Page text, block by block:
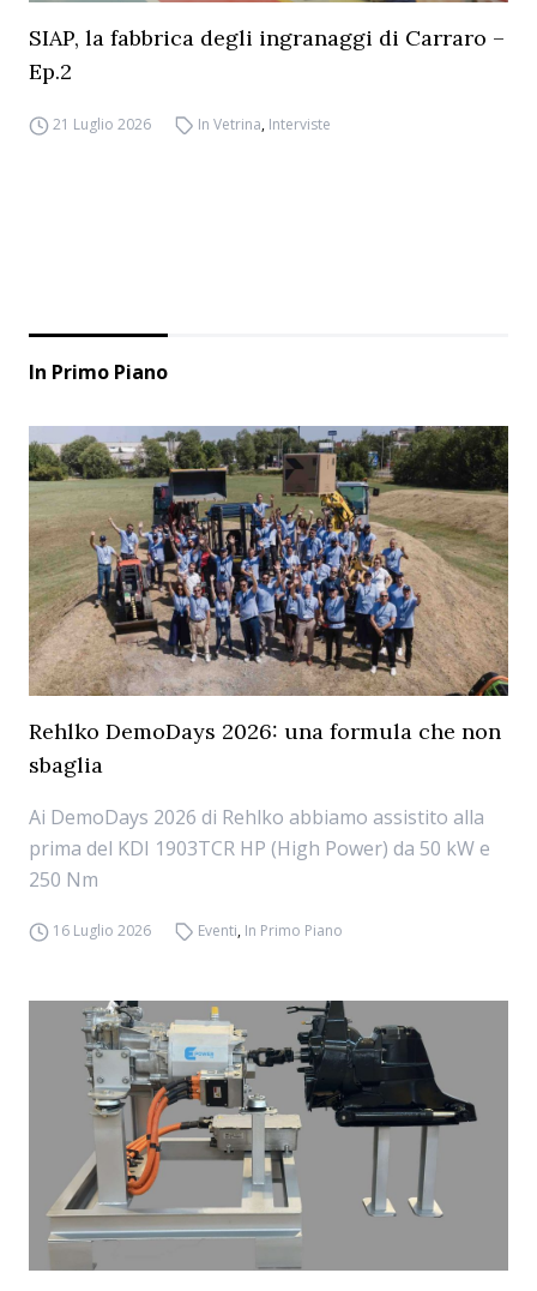
SIAP, la fabbrica degli ingranaggi di Carraro –
Ep.2
21 Luglio 2026 In Vetrina, Interviste
In Primo Piano
Rehlko DemoDays 2026: una formula che non
sbaglia
Ai DemoDays 2026 di Rehlko abbiamo assistito alla
prima del KDI 1903TCR HP (High Power) da 50 kW e
250 Nm
16 Luglio 2026 Eventi, In Primo Piano